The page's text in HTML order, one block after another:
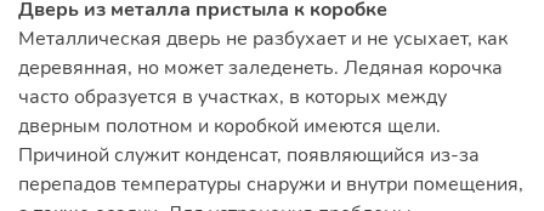
Дверь из металла пристыла к коробке
Металлическая дверь не разбухает и не усыхает, как
деревянная, но может заледенеть. Ледяная корочка
часто образуется в участках, в которых между
дверным полотном и коробкой имеются щели.
Причиной служит конденсат, появляющийся из-за
перепадов температуры снаружи и внутри помещения,